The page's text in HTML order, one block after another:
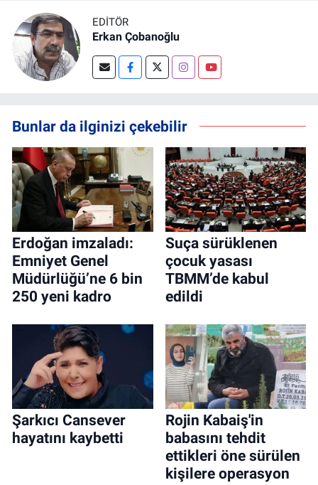
EDITÖR
Erkan Çobanoğlu
Bunlar da ilginizi çekebilir
Erdoğan imzaladı:
Emniyet Genel
Müdürlüğü’ne 6 bin
250 yeni kadro
Suça sürüklenen
çocuk yasası
TBMM’de kabul
edildi
Şarkıcı Cansever
hayatını kaybetti
Rojin Kabaiş'in
babasını tehdit
ettikleri öne sürülen
kişilere operasyon